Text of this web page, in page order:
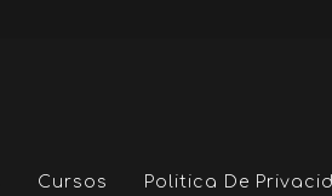
Cursos Politica De